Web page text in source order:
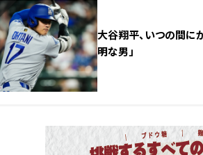
大谷翔平、いつの間に
明な男」